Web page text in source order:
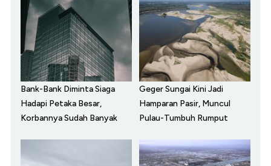
Bank-Bank Diminta Siaga
Hadapi Petaka Besar,
Korbannya Sudah Banyak
Geger Sungai Kini Jadi
Hamparan Pasir, Muncul
Pulau-Tumbuh Rumput